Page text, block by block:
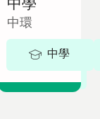
11-18歲
中環
中學